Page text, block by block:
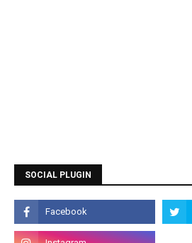
SOCIAL PLUGIN